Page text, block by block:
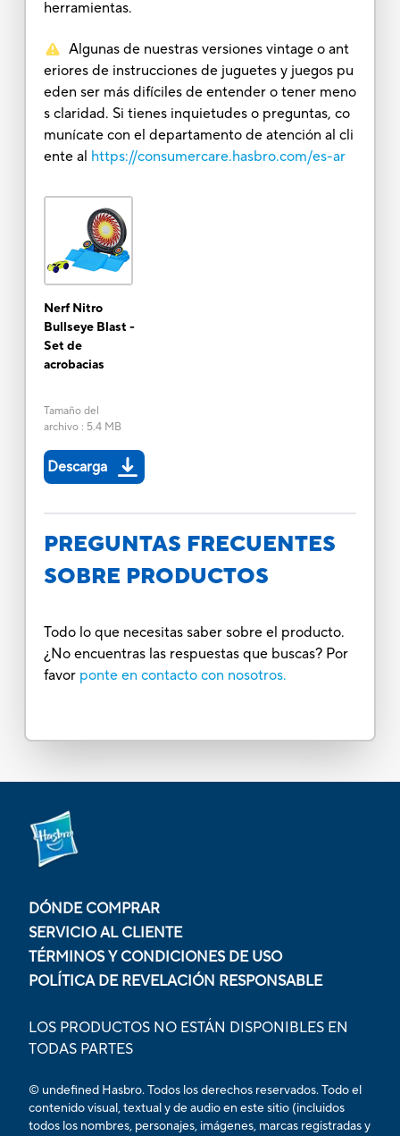
herramientas.
Algunas de nuestras versiones vintage o ant
eriores de instrucciones de juguetes y juegos pu
eden ser más difíciles de entender o tener meno
s claridad. Si tienes inquietudes o preguntas, co
munícate con el departamento de atención al cli
ente al https://consumercare.hasbro.com/es-ar
Nerf Nitro
Bullseye Blast -
Set de
acrobacias
Tamaño del
archivo: 5.4 MB
Descarga
PREGUNTAS FRECUENTES
SOBRE PRODUCTOS
Todo lo que necesitas saber sobre el producto.
¿No encuentras las respuestas que buscas? Por
favor ponte en contacto con nosotros.
DÓNDE COMPRAR
SERVICIO AL CLIENTE
TÉRMINOS Y CONDICIONES DE USO
POLÍTICA DE REVELACIÓN RESPONSABLE
LOS PRODUCTOS NO ESTÁN DISPONIBLES EN
TODAS PARTES
© undefined Hasbro. Todos los derechos reservados. Todo el
contenido visual, textual y de audio en este sitio (incluidos
todos los nombres, personajes, imágenes, marcas registradas y